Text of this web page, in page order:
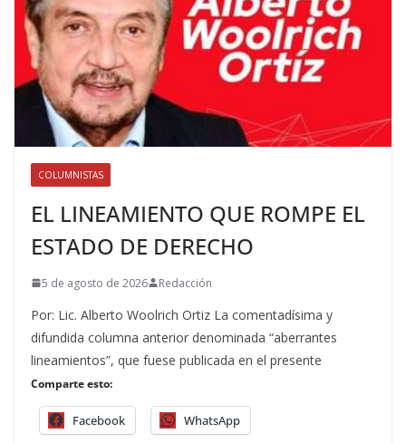
COLUMNISTAS
EL LINEAMIENTO QUE ROMPE EL
ESTADO DE DERECHO
5 de agosto de 2026 Redacción
Por: Lic. Alberto Woolrich Ortiz La comentadísima y
difundida columna anterior denominada “aberrantes
lineamientos”, que fuese publicada en el presente
Comparte esto:
Facebook WhatsApp